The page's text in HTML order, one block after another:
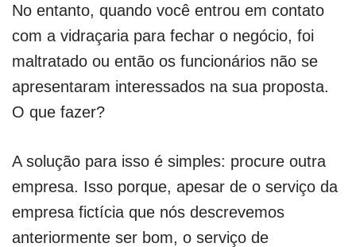
No entanto, quando você entrou em contato
com a vidraçaria para fechar o negócio, foi
maltratado ou então os funcionários não se
apresentaram interessados na sua proposta.
O que fazer?
A solução para isso é simples: procure outra
empresa. Isso porque, apesar de o serviço da
empresa fictícia que nós descrevemos
anteriormente ser bom, o serviço de